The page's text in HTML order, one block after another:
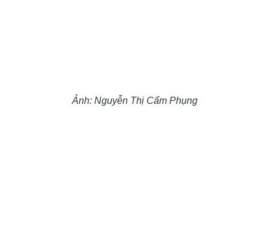
Ảnh: Nguyễn Thị Cẩm Phụng